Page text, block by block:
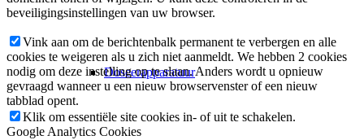
Doseerapparatuur
beveiligingsinstellingen van uw browser.
Vink aan om de berichtenbalk permanent te verbergen en alle
cookies te weigeren als u zich niet aanmeldt. We hebben 2 cookies
nodig om deze instelling op te slaan. Anders wordt u opnieuw
gevraagd wanneer u een nieuw browservenster of een nieuw
tabblad opent.
Klik om essentiële site cookies in- of uit te schakelen.
Google Analytics Cookies